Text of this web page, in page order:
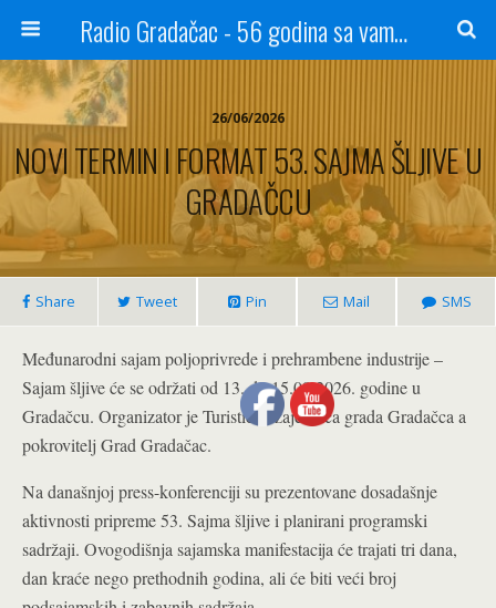
Radio Gradačac - 56 godina sa vama...
26/06/2026
NOVI TERMIN I FORMAT 53. SAJMA ŠLJIVE U
GRADAČCU
Share Tweet Pin Mail SMS
Međunarodni sajam poljoprivrede i prehrambene industrije –
Sajam šljive će se održati od 13. do 15.08.2026. godine u
Gradačcu. Organizator je Turistička zajednica grada Gradačca a
pokrovitelj Grad Gradačac.
Na današnjoj press-konferenciji su prezentovane dosadašnje
aktivnosti pripreme 53. Sajma šljive i planirani programski
sadržaji. Ovogodišnja sajamska manifestacija će trajati tri dana,
dan kraće nego prethodnih godina, ali će biti veći broj